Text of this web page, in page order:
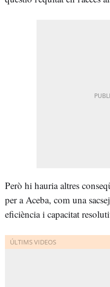
Però hi hauria altres
per a Aceba, com una
eficiència i capacitat